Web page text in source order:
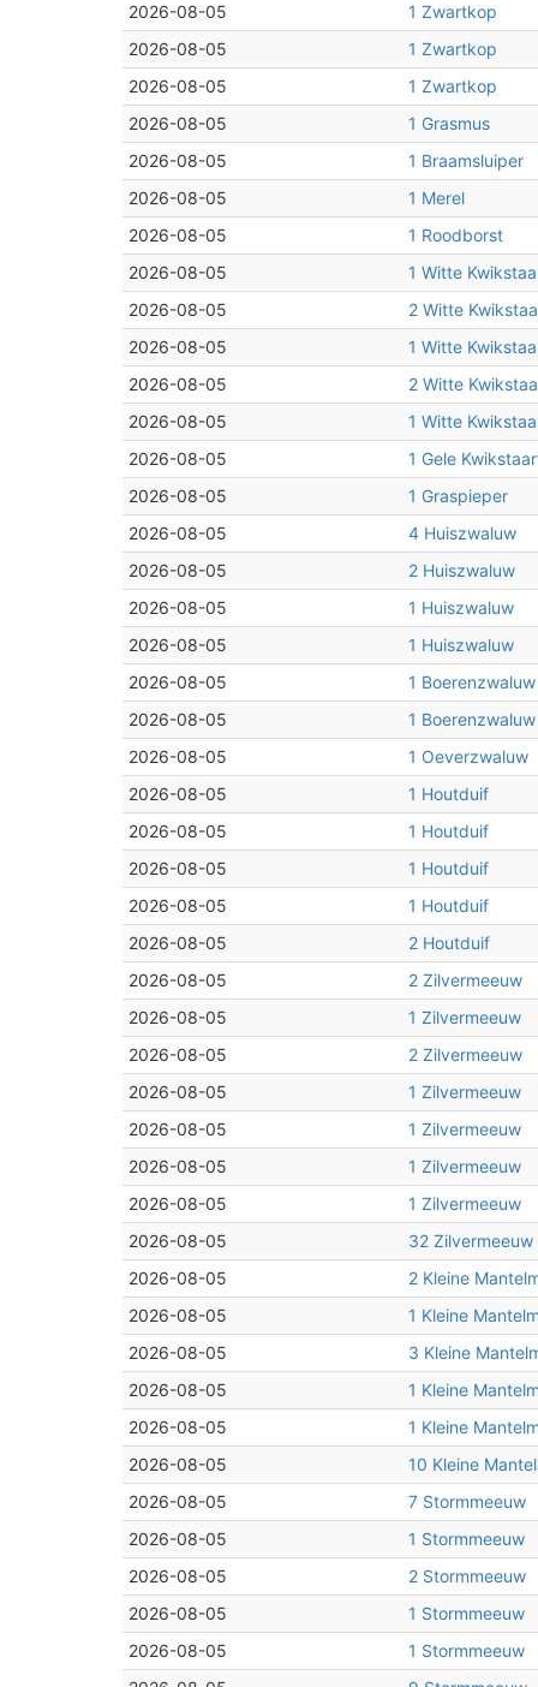
2026-08-05
1 Zwartkop
2026-08-05
1 Zwartkop
2026-08-05
1 Zwartkop
2026-08-05
1 Grasmus
2026-08-05
1 Braamsluiper
2026-08-05
1 Merel
2026-08-05
1 Roodborst
2026-08-05
1 Witte
2026-08-05
2 Witte
2026-08-05
1 Witte
2026-08-05
2 Witte
2026-08-05
1 Witte
2026-08-05
1 Gele
2026-08-05
1 Graspieper
2026-08-05
4 Huiszwaluw
2026-08-05
2 Huiszwaluw
2026-08-05
1 Huiszwaluw
2026-08-05
1 Huiszwaluw
2026-08-05
1 Boerenzwaluw
2026-08-05
1 Boerenzwaluw
2026-08-05
1 Oeverzwaluw
2026-08-05
1 Houtduif
2026-08-05
1 Houtduif
2026-08-05
1 Houtduif
2026-08-05
1 Houtduif
2026-08-05
2 Houtduif
2026-08-05
2 Zilvermeeuw
2026-08-05
1 Zilvermeeuw
2026-08-05
2 Zilvermeeuw
2026-08-05
1 Zilvermeeuw
2026-08-05
1 Zilvermeeuw
2026-08-05
1 Zilvermeeuw
2026-08-05
1 Zilvermeeuw
2026-08-05
32 Zilvermeeuw
2026-08-05
2 Kleine
2026-08-05
1 Kleine
2026-08-05
3 Kleine
2026-08-05
1 Kleine
2026-08-05
1 Kleine
2026-08-05
10 Kleine
2026-08-05
7 Stormmeeuw
2026-08-05
1 Stormmeeuw
2026-08-05
2 Stormmeeuw
2026-08-05
1 Stormmeeuw
2026-08-05
1 Stormmeeuw